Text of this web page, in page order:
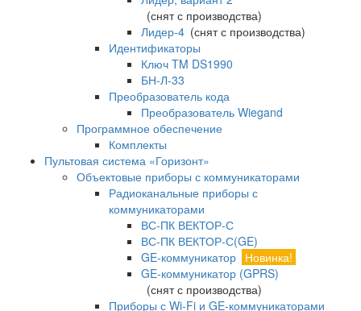
(снят с производства)
Лидер-4 (снят с производства)
Идентификаторы
Ключ TM DS1990
БН-Л-33
Преобразователь кода
Преобразователь Wiegand
Программное обеспечение
Комплекты
Пультовая система «Горизонт»
Объектовые приборы с коммуникаторами
Радиоканальные приборы с
коммуникаторами
ВС-ПК ВЕКТОР-С
ВС-ПК ВЕКТОР-С(GE)
GE-коммуникатор Новинка!
GE-коммуникатор (GPRS)
(снят с производства)
Приборы с Wi-Fi и GE-коммуникаторами